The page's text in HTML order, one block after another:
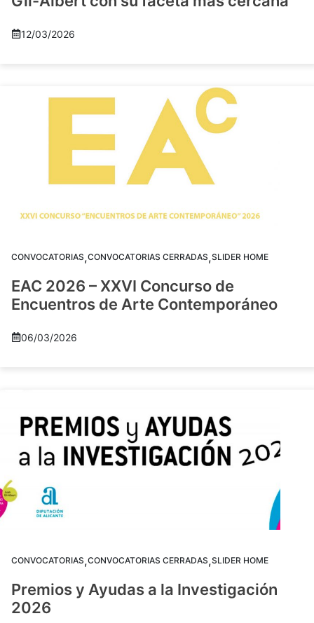
12/03/2026
CONVOCATORIAS,CONVOCATORIAS CERRADAS,SLIDER HOME
EAC 2026 – XXVI Concurso de
Encuentros de Arte Contemporáneo
06/03/2026
CONVOCATORIAS,CONVOCATORIAS CERRADAS,SLIDER HOME
Premios y Ayudas a la Investigación
2026